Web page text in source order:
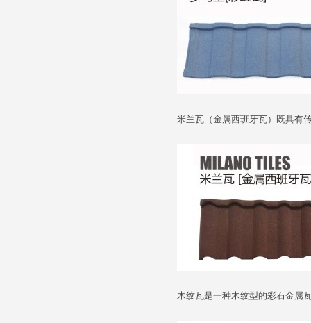
米兰瓦（金属西班牙瓦）既具有
木纹瓦是一种木纹型的彩石金属